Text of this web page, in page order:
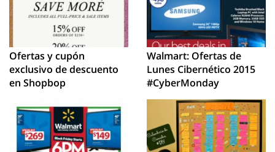
Ofertas y cupón
exclusivo de descuento
en Shopbop
Walmart: Ofertas de
Lunes Cibernético 2015
#CyberMonday